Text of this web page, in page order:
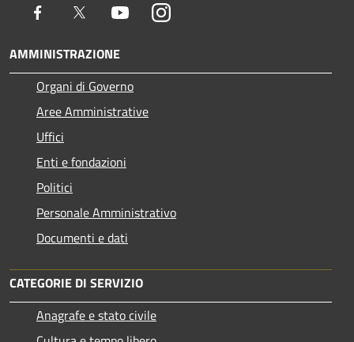
Facebook Twitter YoutubeInstagram
AMMINISTRAZIONE
Organi di Governo
Aree Amministrative
Uffici
Enti e fondazioni
Politici
Personale Amministrativo
Documenti e dati
CATEGORIE DI SERVIZIO
Anagrafe e stato civile